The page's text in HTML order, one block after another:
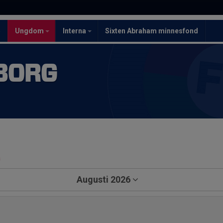
Ungdom Interna Sixten Abraham minnesfond
Augusti 2026